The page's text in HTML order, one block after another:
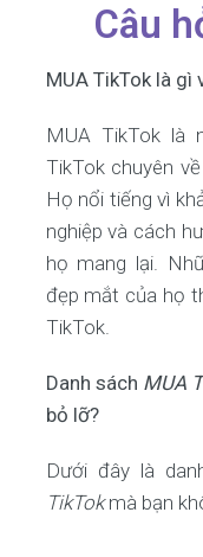
Câu
MUA TikTok là gì
MUA TikTok là
TikTok chuyên
Họ nổi tiếng vì
nghiệp và cách
họ mang lại.
đẹp mắt của họ
TikTok.
Danh sách MUA
bỏ lỡ?
Dưới đây là
TikTokmà bạn